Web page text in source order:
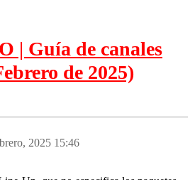
| Guía de canales
de 2025)
2025 15:46